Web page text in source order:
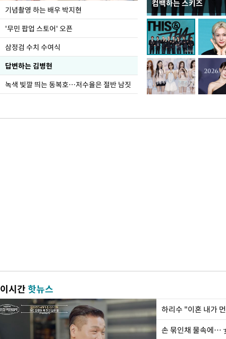
기념촬영 하는 배우 박지현
'무민 팝업 스토어' 오픈
삼정검 수치 수여식
답변하는 김병현
녹색 빛깔 띄는 동복호…저수율은 절반 남짓
컴백하는 스키즈
이 대통령, 국가폭력
가 책임지고 치유"
이시간핫뉴스
하리수 "이혼 내가
손 묶인채 물속에…